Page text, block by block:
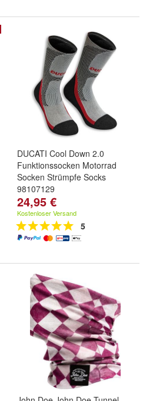
DUCATI Cool Down 2.0
Funktionssocken Motorrad
Socken Strümpfe Socks
98107129
24,95 €
Kostenloser Versand
5